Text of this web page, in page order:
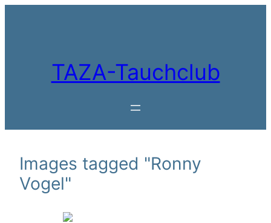
TAZA-Tauchclub
Images tagged "Ronny
Vogel"